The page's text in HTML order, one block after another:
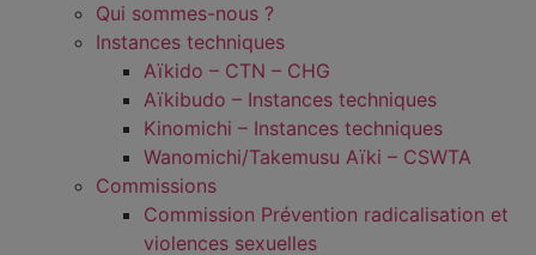
Qui sommes-nous ?
Instances techniques
Aïkido – CTN – CHG
Aïkibudo – Instances techniques
Kinomichi – Instances techniques
Wanomichi/Takemusu Aïki – CSWTA
Commissions
Commission Prévention radicalisation et
violences sexuelles